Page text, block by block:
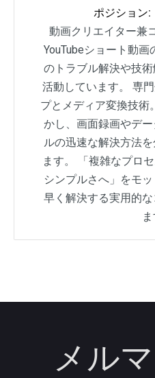
ポジション:
動画クリエイター兼
YouTubeショート動
のトラブル解決や技
活動しています。 専
プとメディア変換技術
かし、画面録画やデ
ルの迅速な解決方法
ます。 「複雑なプロ
シンプルさへ」をモ
早く解決する実用的
ま
メル